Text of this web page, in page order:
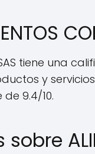
SAS tiene una
y
9.4/10.